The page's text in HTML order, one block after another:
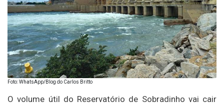
Foto: WhatsApp/Blog do Carlos Britto
O volume útil do Reservatório de Sobradinho vai cair